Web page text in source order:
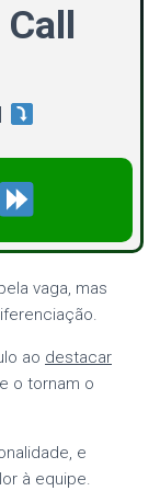
vaga, mas
ao destacar
o tornam o
e
à equipe.